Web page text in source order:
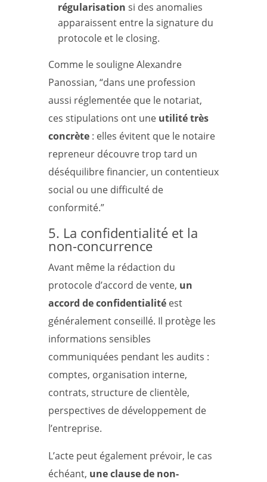
régularisation si des anomalies
apparaissent entre la signature du
protocole et le closing.
Comme le souligne Alexandre
Panossian, “dans une profession
aussi réglementée que le notariat,
ces stipulations ont une utilité très
concrète : elles évitent que le notaire
repreneur découvre trop tard un
déséquilibre financier, un contentieux
social ou une difficulté de
conformité.”
5. La confidentialité et la
non-concurrence
Avant même la rédaction du
protocole d’accord de vente, un
accord de confidentialitéest
généralement conseillé. Il protège les
informations sensibles
communiquées pendant les audits :
comptes, organisation interne,
contrats, structure de clientèle,
perspectives de développement de
l’entreprise.
L’acte peut également prévoir, le cas
échéant, une clause de non-